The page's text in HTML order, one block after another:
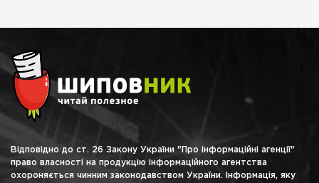
Відповідно до ст. 26 Закону України "Про інформаційні агенції"
право власності на продукцію інформаційного агентства
охороняється чинним законодавством України. Інформація, яку